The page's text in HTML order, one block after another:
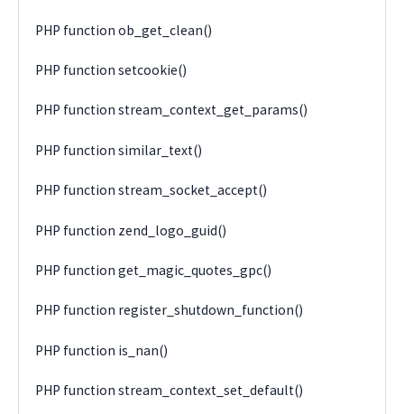
PHP function ob_get_clean()
PHP function setcookie()
PHP function stream_context_get_params()
PHP function similar_text()
PHP function stream_socket_accept()
PHP function zend_logo_guid()
PHP function get_magic_quotes_gpc()
PHP function register_shutdown_function()
PHP function is_nan()
PHP function stream_context_set_default()